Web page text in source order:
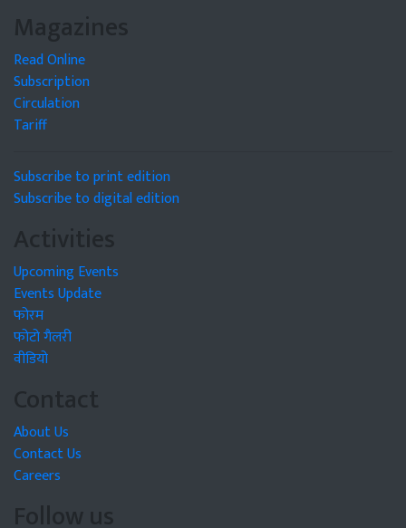
Magazines
Read Online
Subscription
Circulation
Tariff
Subscribe to print edition
Subscribe to digital edition
Activities
Upcoming Events
Events Update
फोरम
फोटो गैलरी
वीडियो
Contact
About Us
Contact Us
Careers
Follow us